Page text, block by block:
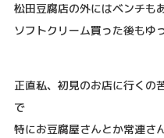
松田豆腐店の外にはベンチも
ソフトクリーム買った後もゆ
正直私、初見のお店に行くの
で
特にお豆腐屋さんとか常連さ